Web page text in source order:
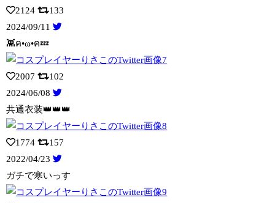
2124
133
2024/09/11
👾ฅ•ω•ฅ💤
2007
102
2024/06/08
共通衣装👑👑👑
1774
157
2022/04/23
ガチで寒いっす